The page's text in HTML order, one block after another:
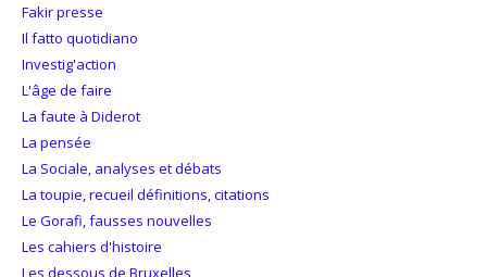
Fakir presse
Il fatto quotidiano
Investig'action
L'âge de faire
La faute à Diderot
La pensée
La Sociale, analyses et débats
La toupie, recueil définitions, citations
Le Gorafi, fausses nouvelles
Les cahiers d'histoire
Les dessous de Bruxelles